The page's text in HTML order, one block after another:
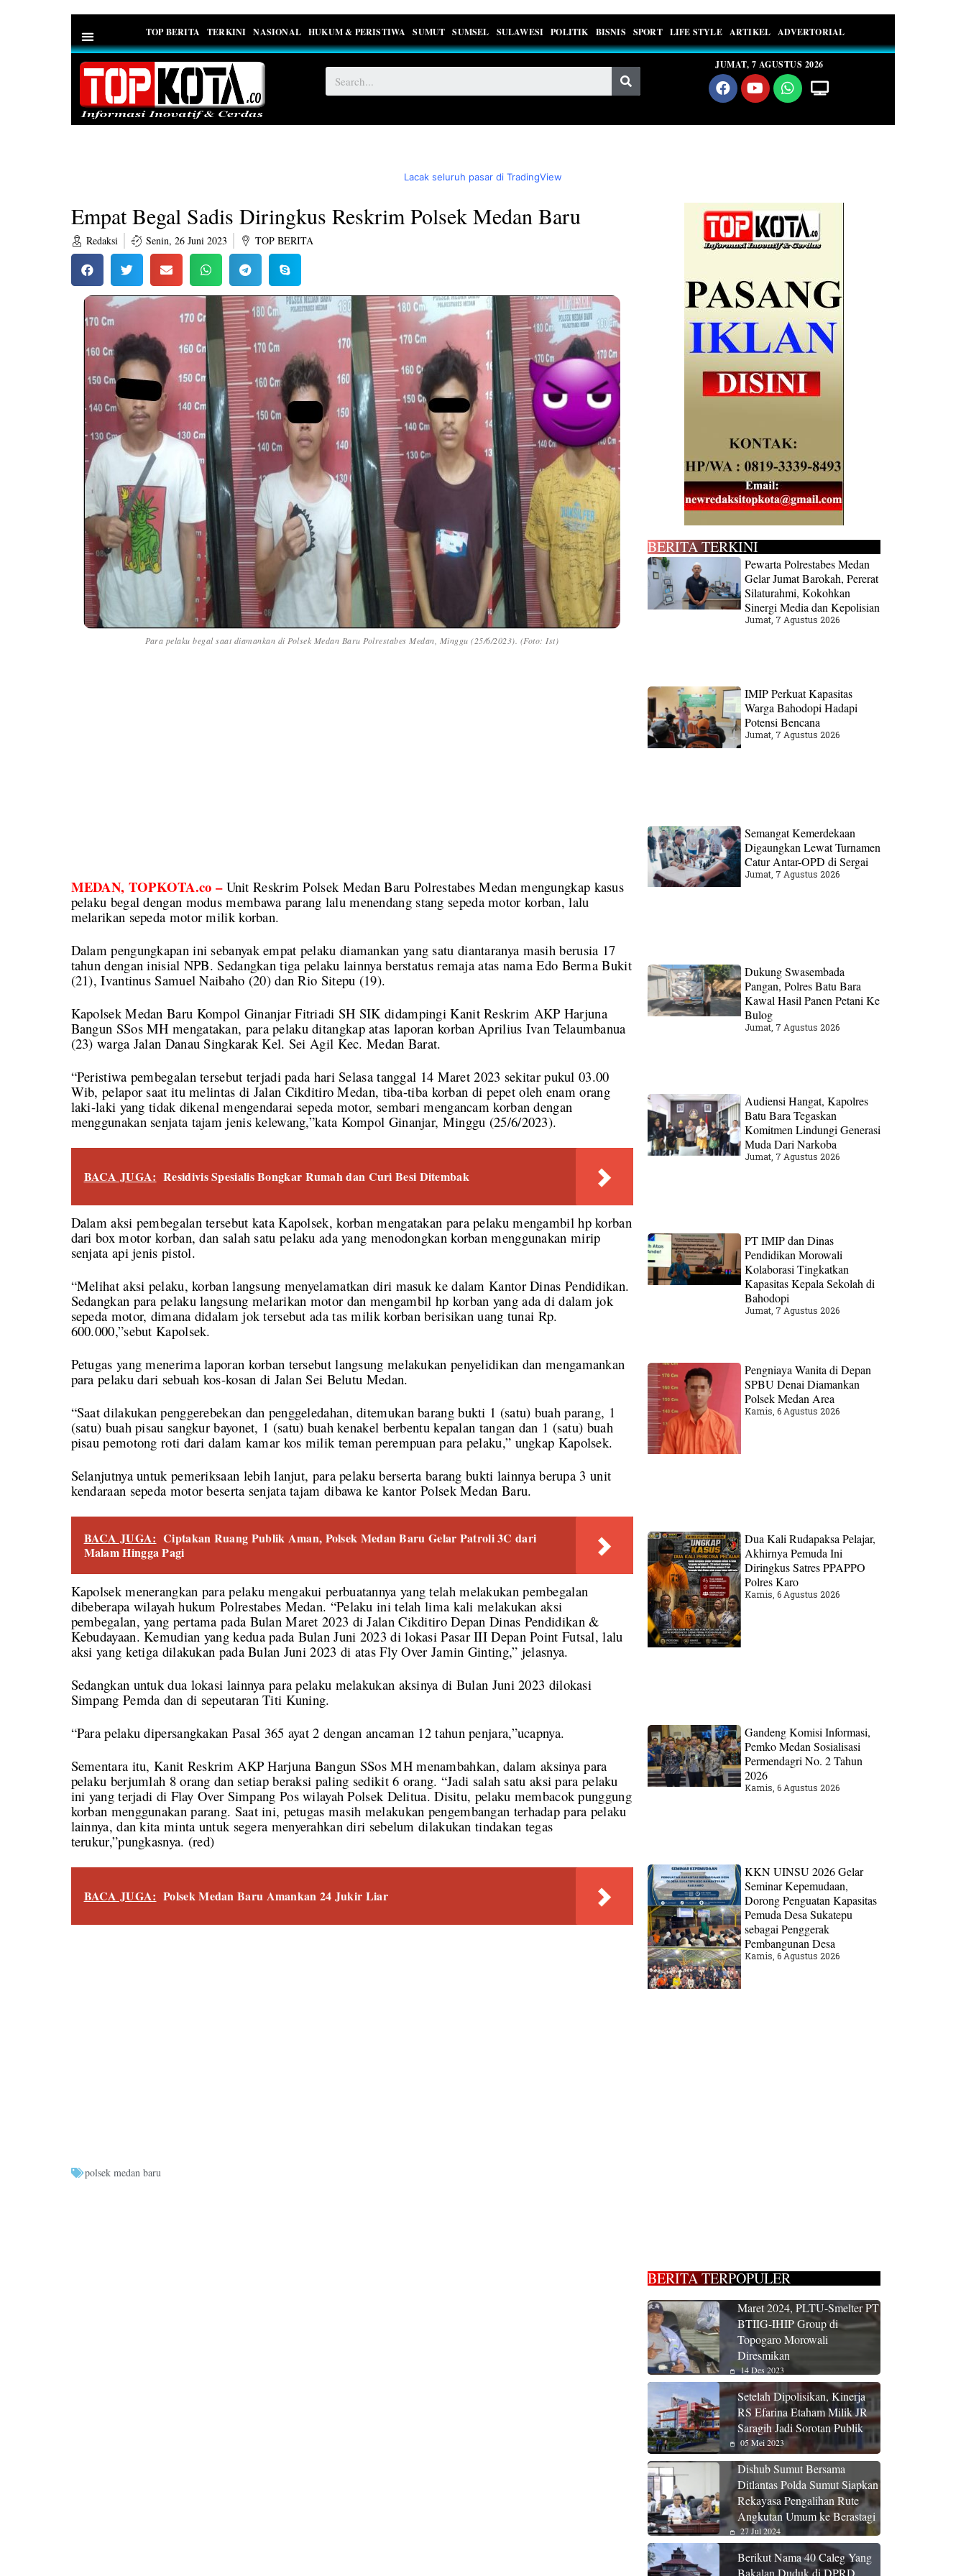
TOP BERITA TERKINI NASIONAL HUKUM & PERISTIWA SUMUT SUMSEL SULAWESI POLITIK BISNIS SPORT LIFE STYLE ARTIKEL ADVERTORIAL
JUMAT, 7 AGUSTUS 2026
Lacak seluruh pasar di TradingView
Empat Begal Sadis Diringkus Reskrim Polsek Medan Baru
Redaksi Senin, 26 Juni 2023 TOP BERITA
Para pelaku begal saat diamankan di Polsek Medan Baru Polrestabes Medan, Minggu (25/6/2023). (Foto: Ist)
MEDAN, TOPKOTA.co – Unit Reskrim Polsek Medan Baru Polrestabes Medan mengungkap kasus
pelaku begal dengan modus membawa parang lalu menendang stang sepeda motor korban, lalu
melarikan sepeda motor milik korban.
Dalam pengungkapan ini sebanyak empat pelaku diamankan yang satu diantaranya masih berusia 17
tahun dengan inisial NPB. Sedangkan tiga pelaku lainnya berstatus remaja atas nama Edo Berma Bukit
(21), Ivantinus Samuel Naibaho (20) dan Rio Sitepu (19).
Kapolsek Medan Baru Kompol Ginanjar Fitriadi SH SIK didampingi Kanit Reskrim AKP Harjuna
Bangun SSos MH mengatakan, para pelaku ditangkap atas laporan korban Aprilius Ivan Telaumbanua
(23) warga Jalan Danau Singkarak Kel. Sei Agil Kec. Medan Barat.
“Peristiwa pembegalan tersebut terjadi pada hari Selasa tanggal 14 Maret 2023 sekitar pukul 03.00
Wib, pelapor saat itu melintas di Jalan Cikditiro Medan, tiba-tiba korban di pepet oleh enam orang
laki-laki yang tidak dikenal mengendarai sepeda motor, sembari mengancam korban dengan
menggunakan senjata tajam jenis kelewang,”kata Kompol Ginanjar, Minggu (25/6/2023).
BACA JUGA: Residivis Spesialis Bongkar Rumah dan Curi Besi Ditembak
Dalam aksi pembegalan tersebut kata Kapolsek, korban mengatakan para pelaku mengambil hp korban
dari box motor korban, dan salah satu pelaku ada yang menodongkan korban menggunakan mirip
senjata api jenis pistol.
“Melihat aksi pelaku, korban langsung menyelamatkan diri masuk ke dalam Kantor Dinas Pendidikan.
Sedangkan para pelaku langsung melarikan motor dan mengambil hp korban yang ada di dalam jok
sepeda motor, dimana didalam jok tersebut ada tas milik korban berisikan uang tunai Rp.
600.000,”sebut Kapolsek.
Petugas yang menerima laporan korban tersebut langsung melakukan penyelidikan dan mengamankan
para pelaku dari sebuah kos-kosan di Jalan Sei Belutu Medan.
“Saat dilakukan penggerebekan dan penggeledahan, ditemukan barang bukti 1 (satu) buah parang, 1
(satu) buah pisau sangkur bayonet, 1 (satu) buah kenakel berbentu kepalan tangan dan 1 (satu) buah
pisau pemotong roti dari dalam kamar kos milik teman perempuan para pelaku,” ungkap Kapolsek.
Selanjutnya untuk pemeriksaan lebih lanjut, para pelaku berserta barang bukti lainnya berupa 3 unit
kendaraan sepeda motor beserta senjata tajam dibawa ke kantor Polsek Medan Baru.
BACA JUGA: Ciptakan Ruang Publik Aman, Polsek Medan Baru Gelar Patroli 3C dari
Malam Hingga Pagi
Kapolsek menerangkan para pelaku mengakui perbuatannya yang telah melakukan pembegalan
dibeberapa wilayah hukum Polrestabes Medan. “Pelaku ini telah lima kali melakukan aksi
pembegalan, yang pertama pada Bulan Maret 2023 di Jalan Cikditiro Depan Dinas Pendidikan &
Kebudayaan. Kemudian yang kedua pada Bulan Juni 2023 di lokasi Pasar III Depan Point Futsal, lalu
aksi yang ketiga dilakukan pada Bulan Juni 2023 di atas Fly Over Jamin Ginting,” jelasnya.
Sedangkan untuk dua lokasi lainnya para pelaku melakukan aksinya di Bulan Juni 2023 dilokasi
Simpang Pemda dan di sepeutaran Titi Kuning.
“Para pelaku dipersangkakan Pasal 365 ayat 2 dengan ancaman 12 tahun penjara,”ucapnya.
Sementara itu, Kanit Reskrim AKP Harjuna Bangun SSos MH menambahkan, dalam aksinya para
pelaku berjumlah 8 orang dan setiap beraksi paling sedikit 6 orang. “Jadi salah satu aksi para pelaku
ini yang terjadi di Flay Over Simpang Pos wilayah Polsek Delitua. Disitu, pelaku membacok punggung
korban menggunakan parang. Saat ini, petugas masih melakukan pengembangan terhadap para pelaku
lainnya, dan kita minta untuk segera menyerahkan diri sebelum dilakukan tindakan tegas
terukur,”pungkasnya. (red)
BACA JUGA: Polsek Medan Baru Amankan 24 Jukir Liar
polsek medan baru
BERITA TERKINI
Pewarta Polrestabes Medan
Gelar Jumat Barokah, Pererat
Silaturahmi, Kokohkan
Sinergi Media dan Kepolisian
Jumat, 7 Agustus 2026
IMIP Perkuat Kapasitas
Warga Bahodopi Hadapi
Potensi Bencana
Jumat, 7 Agustus 2026
Semangat Kemerdekaan
Digaungkan Lewat Turnamen
Catur Antar-OPD di Sergai
Jumat, 7 Agustus 2026
Dukung Swasembada
Pangan, Polres Batu Bara
Kawal Hasil Panen Petani Ke
Bulog
Jumat, 7 Agustus 2026
Audiensi Hangat, Kapolres
Batu Bara Tegaskan
Komitmen Lindungi Generasi
Muda Dari Narkoba
Jumat, 7 Agustus 2026
PT IMIP dan Dinas
Pendidikan Morowali
Kolaborasi Tingkatkan
Kapasitas Kepala Sekolah di
Bahodopi
Jumat, 7 Agustus 2026
Pengniaya Wanita di Depan
SPBU Denai Diamankan
Polsek Medan Area
Kamis, 6 Agustus 2026
Dua Kali Rudapaksa Pelajar,
Akhirnya Pemuda Ini
Diringkus Satres PPAPPO
Polres Karo
Kamis, 6 Agustus 2026
Gandeng Komisi Informasi,
Pemko Medan Sosialisasi
Permendagri No. 2 Tahun
2026
Kamis, 6 Agustus 2026
KKN UINSU 2026 Gelar
Seminar Kepemudaan,
Dorong Penguatan Kapasitas
Pemuda Desa Sukatepu
sebagai Penggerak
Pembangunan Desa
Kamis, 6 Agustus 2026
BERITA TERPOPULER
Maret 2024, PLTU-Smelter PT
BTIIG-IHIP Group di
Topogaro Morowali
Diresmikan
14 Des 2023
Setelah Dipolisikan, Kinerja
RS Efarina Etaham Milik JR
Saragih Jadi Sorotan Publik
05 Mei 2023
Dishub Sumut Bersama
Ditlantas Polda Sumut Siapkan
Rekayasa Pengalihan Rute
Angkutan Umum ke Berastagi
27 Jul 2024
Berikut Nama 40 Caleg Yang